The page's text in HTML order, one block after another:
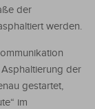
der
werden.
der
gestartet,
im